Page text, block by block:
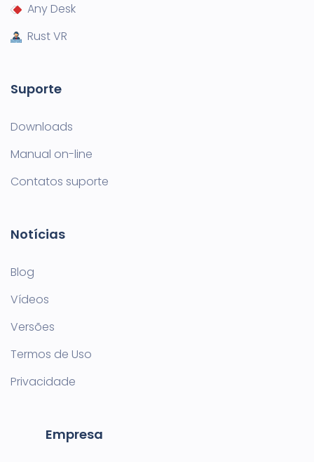
Any Desk
Rust VR
Suporte
Downloads
Manual on-line
Contatos suporte
Notícias
Blog
Vídeos
Versões
Termos de Uso
Privacidade
Empresa